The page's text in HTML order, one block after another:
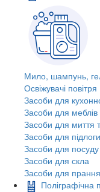
Мило, шампунь,
Освіжувачі повітря
Засоби для
Засоби для меблів
Засоби для миття
Засоби для
Засоби для
Засоби для скла
Засоби для прання
Поліграфічна